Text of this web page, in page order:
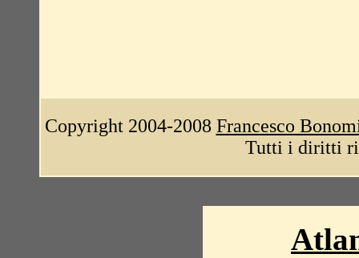
Copyright 2004-2008 Francesco
Tutti i diritti